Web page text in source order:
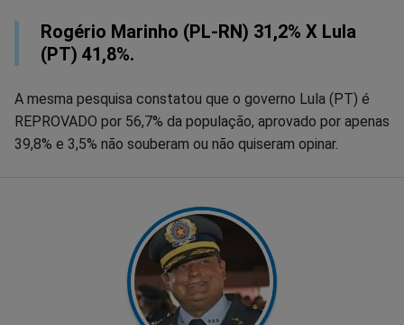
Rogério Marinho (PL-RN) 31,2% X Lula
(PT) 41,8%.
A mesma pesquisa constatou que o governo Lula (PT) é
REPROVADO por 56,7% da população, aprovado por apenas
39,8% e 3,5% não souberam ou não quiseram opinar.